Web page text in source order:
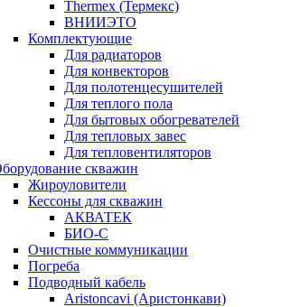
Thermex (Термекс)
ВНИИЭТО
Комплектующие
Для радиаторов
Для конвекторов
Для полотенцесушителей
Для теплого пола
Для бытовых обогревателей
Для тепловых завес
Для тепловентиляторов
скважин
Жироуловители
Кессоны для скважин
АКВАТЕК
БИО-С
Очистные коммуникации
Погреба
Подводный кабель
Aristoncavi (Аристонкави)